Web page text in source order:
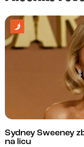
Sydney Sweeney
na licu